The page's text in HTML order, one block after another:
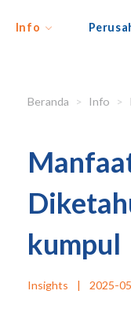
Info
Beranda Info
kumpul
Insights | 2025-